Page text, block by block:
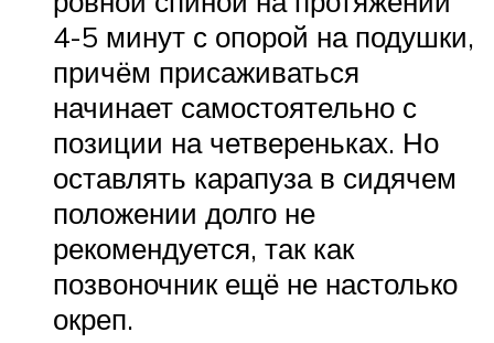
4-5 минут с опорой на подушки,
причём присаживаться
начинает самостоятельно с
позиции на четвереньках. Но
оставлять карапуза в сидячем
положении долго не
рекомендуется, так как
позвоночник ещё не настолько
окреп.